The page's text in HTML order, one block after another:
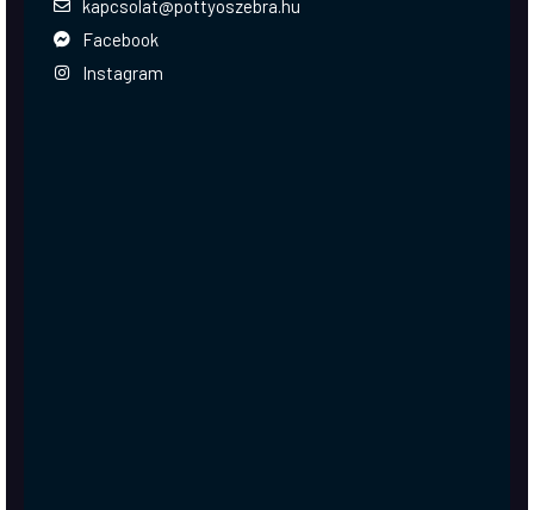
kapcsolat@pottyoszebra.hu
Facebook
Instagram